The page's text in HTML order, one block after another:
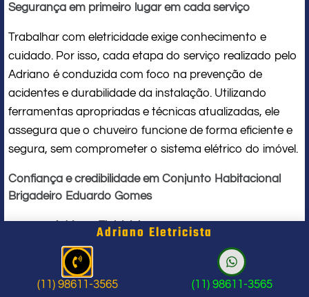
Segurança em primeiro lugar em cada serviço
Trabalhar com eletricidade exige conhecimento e
cuidado. Por isso, cada etapa do serviço realizado pelo
Adriano é conduzida com foco na prevenção de
acidentes e durabilidade da instalação. Utilizando
ferramentas apropriadas e técnicas atualizadas, ele
assegura que o chuveiro funcione de forma eficiente e
segura, sem comprometer o sistema elétrico do imóvel.
Confiança e credibilidade em Conjunto Habitacional
Brigadeiro Eduardo Gomes
Adriano Eletricista é sinônimo de confiança em
Conjunto Habitacional Brigadeiro Eduardo Gomes. Seu
compromisso com a qualidade e a satisfação do
cliente o torna uma referência local emserviços para
Adriano Eletricista
(11) 98611-3565 (11) 98611-3565